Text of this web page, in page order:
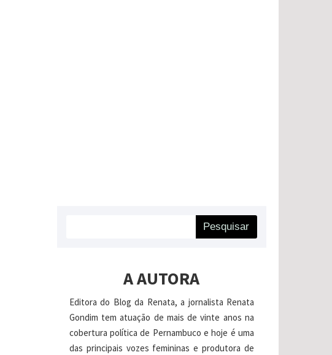
Pesquisar
A AUTORA
Editora do Blog da Renata, a jornalista Renata
Gondim tem atuação de mais de vinte anos na
cobertura política de Pernambuco e hoje é uma
das principais vozes femininas e produtora de